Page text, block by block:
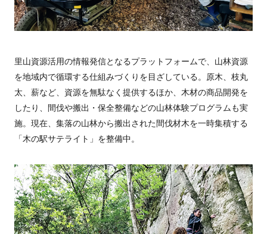
里山資源活用の情報発信となるプラットフォームで、山林資源
を地域内で循環する仕組みづくりを目ざしている。原木、枝丸
太、薪など、資源を無駄なく提供するほか、木材の商品開発を
したり、間伐や搬出・保全整備などの山林体験プログラムも実
施。現在、集落の山林から搬出された間伐材木を一時集積する
「木の駅サテライト」を整備中。